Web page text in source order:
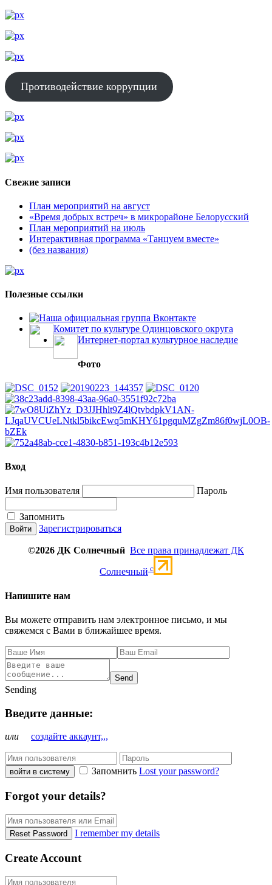
Противодействие коррупции
Свежие записи
План мероприятий на август
«Время добрых встреч» в микрорайоне Белорусский
План мероприятий на июль
Интерактивная программа «Танцуем вместе»
(без названия)
Полезные ссылки
Наша официальная группа Вконтакте
Комитет по культуре Одинцовского округа
Интернет-портал культурное наследие
Фото
Вход
Имя пользователя Пароль
Запомнить
Зарегистрироваться
©2026 ДК Солнечный Все права принадлежат ДК
Солнечный c
Напишите нам
Вы можете отправить нам электронное письмо, и мы
свяжемся с Вами в ближайшее время.
Send
Sending
Введите данные:
или создайте аккаунт,,,
войти в систему Запомнить Lost your password?
Forgot your details?
Reset Password I remember my details
Create Account